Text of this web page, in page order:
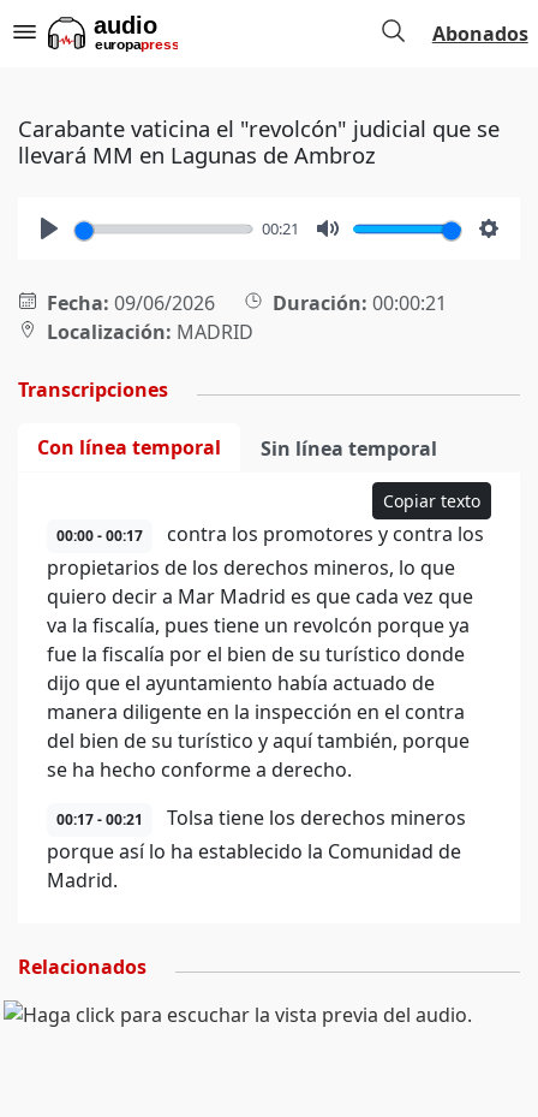
Abonados
Carabante vaticina el "revolcón" judicial que se
llevará MM en Lagunas de Ambroz
00:21
Fecha: 09/06/2026 Duración: 00:00:21
Localización: MADRID
Transcripciones
Con línea temporal Sin línea temporal
Copiar texto
00:00 - 00:17
contra los promotores y contra los
propietarios de los derechos mineros, lo que
quiero decir a Mar Madrid es que cada vez que
va la fiscalía, pues tiene un revolcón porque ya
fue la fiscalía por el bien de su turístico donde
dijo que el ayuntamiento había actuado de
manera diligente en la inspección en el contra
del bien de su turístico y aquí también, porque
se ha hecho conforme a derecho.
00:17 - 00:21
Tolsa tiene los derechos mineros
porque así lo ha establecido la Comunidad de
Madrid.
Relacionados